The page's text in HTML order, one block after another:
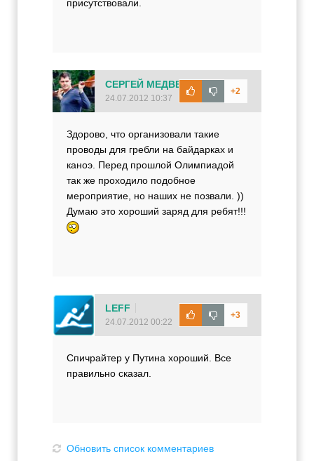
присутствовали.
+2
СЕРГЕЙ МЕДВЕДЕВ
24.07.2012 10:37
Здорово, что организовали такие
проводы для гребли на байдарках и
каноэ. Перед прошлой Олимпиадой
так же проходило подобное
мероприятие, но наших не позвали. ))
Думаю это хороший заряд для ребят!!!
+3
LEFF
24.07.2012 00:22
Спичрайтер у Путина хороший. Все
правильно сказал.
Обновить список комментариев